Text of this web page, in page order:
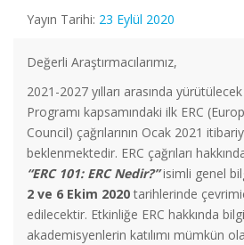
Yayın Tarihi: 23 Eylül 2020
Değerli Araştırmacılarımız,
2021-2027 yılları arasında
Programı kapsamındaki ilk ERC
Council) çağrılarının Ocak 2021
beklenmektedir. ERC çağrıları
“ERC 101: ERC Nedir?”isimli genel
2 ve 6 Ekim 2020 tarihlerinde
edilecektir. Etkinliğe ERC hakkında
akademisyenlerin katılımı mümkün